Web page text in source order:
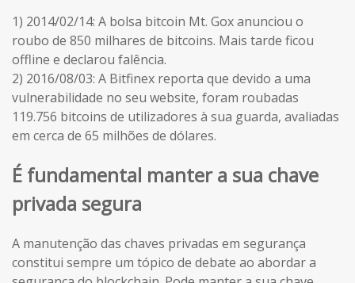
1) 2014/02/14: A bolsa bitcoin Mt. Gox anunciou o
roubo de 850 milhares de bitcoins. Mais tarde ficou
offline e declarou falência.
2) 2016/08/03: A Bitfinex reporta que devido a uma
vulnerabilidade no seu website, foram roubadas
119.756 bitcoins de utilizadores à sua guarda, avaliadas
em cerca de 65 milhões de dólares.
É fundamental manter a sua chave
privada segura
A manutenção das chaves privadas em segurança
constitui sempre um tópico de debate ao abordar a